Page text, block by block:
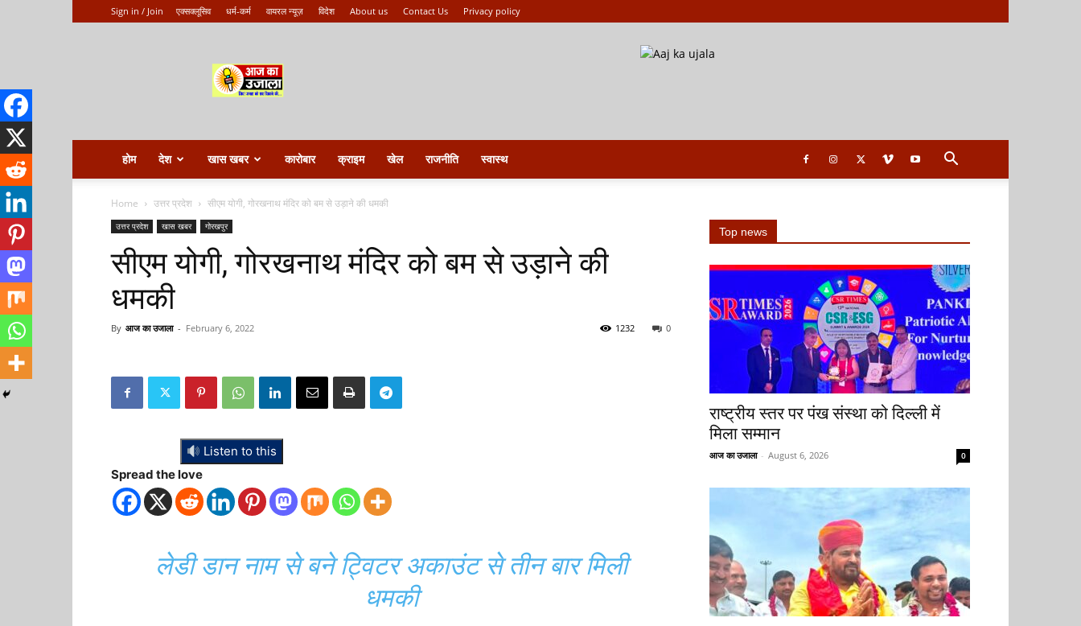
Sign in / Join एक्सक्लूसिव धर्म-कर्म वायरल न्यूज़ विदेश About us Contact Us Privacy policy
ka
ujala
होम देश खास खबर कारोबार क्राइम खेल राजनीति स्वास्थ
Home उत्तर प्रदेश सीएम योगी, गोरखनाथ मंदिर को बम से उड़ाने की धमकी
उत्तर प्रदेश खास खबर गोरखपुर
सीएम योगी, गोरखनाथ मंदिर को बम से उड़ाने की
धमकी
By आज का उजाला - February 6, 2022 0
1232
Listen to this
Spread the love
लेडी डान नाम से बने ट्विटर अकाउंट से तीन बार मिली
धमकी
Top news
राष्ट्रीय स्तर पर पंख संस्था को दिल्ली में
मिला सम्मान
आज का उजाला - August 6, 2026 0